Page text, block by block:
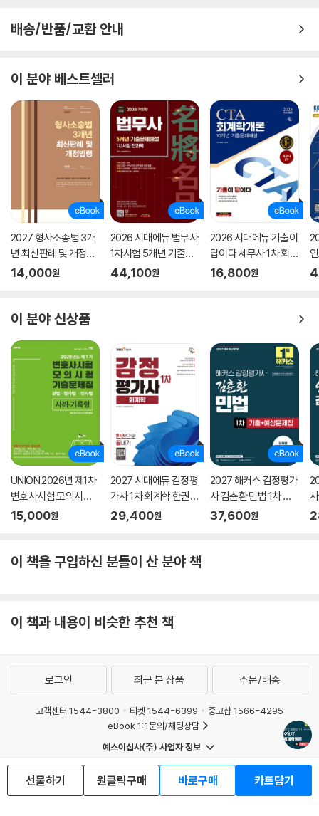
08 신화폐수량설
Level 2 개념완성문제
Level 3 실전연습문제
제10장 총수요와 총공급, 물가와 실업
04 통화정책(= 금융정책)
06 통화정책과 재정정책의 견해차
07 총공급
08 균형GDP의 결정
11 실업
12 필립스곡선
13 고전학파
14 케인즈학파
15 통화주의자
16 공급경제학
18 새케인즈학파
Level 1 OX 연습문제
Level 2 개념완성문제
Level 3 실전연습문제
제11장 경기변동과 경제성장
02 새고전학파의 경기변동이론
06 솔로우 모형
08 경제발전
Level 1 OX 연습문제
Level 2 개념완성문제
Level 3 실전연습문제
제12장 국제무역론
01 절대우위론과 비교우위론
배송/반품/교환 안내
이 분야 베스트셀러
2027 형사소송법 3개
년 최신판례 및 개정법
령(4판)
14,000원
2026 시대에듀 법무사
1차시험 5개년 기출문
제해설
44,100원
2026 시대에듀 기출이
답이다 세무사 1차 회계
학개론 기출문제해설 1
16,800원
이 분야 신상품
UNION 2026년 제1차
변호사시험 모의시험
사례·기록형
15,000원
2027 시대에듀 감정평
가사 1차 회계학 한권으
로 끝내기
29,400원
2027 해커스 감정평가
사 김춘환 민법 1차 기
출+예상문제집
37,600원
이 책을 구입하신 분들이 산 분야 책
이 책과 내용이 비슷한 추천 책
선물하기 원클릭구매 바로구매 카트담기
로그인 최근 본 상품 주문/배송
고객센터 1544-3800 티켓 1544-6399
중고샵 1566-4295
eBook 1:1문의/채팅상담
예스이십사(주) 사업자 정보
이용약관
개인정보처리방침
청소년보호정책
PC버전
회사소개
거래처관계자께
도서홍보
광고